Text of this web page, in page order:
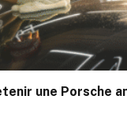
une Porsche